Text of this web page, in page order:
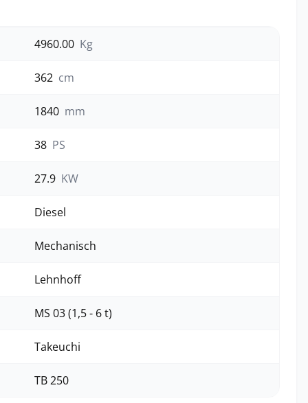
4960.00 Kg
362 cm
1840 mm
38 PS
27.9 KW
Diesel
Mechanisch
Lehnhoff
MS 03 (1,5 - 6 t)
Takeuchi
TB 250